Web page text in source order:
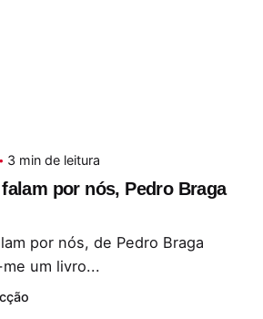
3 min de leitura
por nós, Pedro Braga
por nós, de Pedro Braga
um livro...